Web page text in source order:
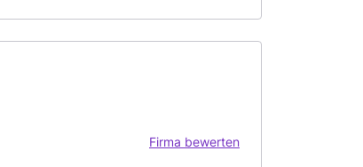
Firma bewerten